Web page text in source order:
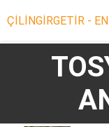
ÇİLİNGİRGETİR -
Çilingir Ara
Çilingir misin? Bize